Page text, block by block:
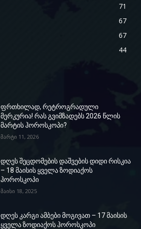
71
67
67
44
ფრთხილად, რეტროგრადული
მერკურია! რას გვიმზადებს 2026 წლის
მარტის ჰოროსკოპი?
მარტი 11, 2026
დღეს შეცდომების დაშვების დიდი რისკია
– 18 მაისის ყველა ზოდიაქოს
ჰოროსკოპი
მაისი 18, 2025
დღეს კარგი ამბები მოგივათ – 17 მაისის
ყველა ზოდიაქოს ჰოროსკოპი